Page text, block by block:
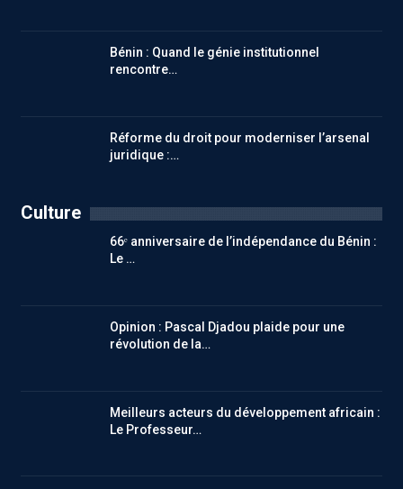
Bénin : Quand le génie institutionnel
rencontre…
Réforme du droit pour moderniser l’arsenal
juridique :…
Culture
66ᵉ anniversaire de l’indépendance du Bénin :
Le …
Opinion : Pascal Djadou plaide pour une
révolution de la…
Meilleurs acteurs du développement africain :
Le Professeur…